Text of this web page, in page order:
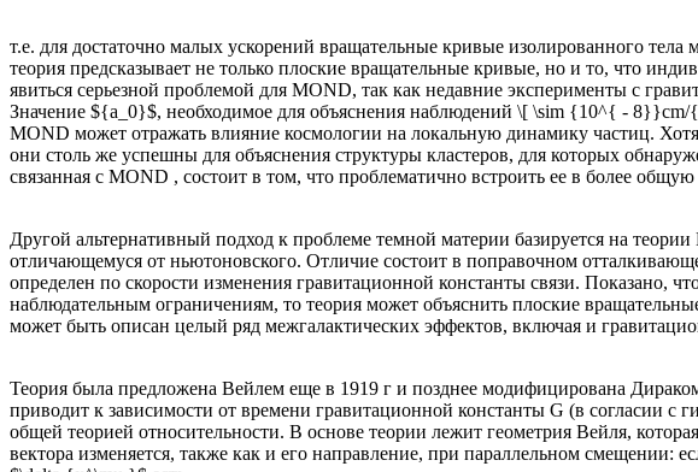
т.е. для достаточно малых ускорений вращательные кривые изолированного тела
теория предсказывает не только плоские вращательные кривые, но и то, что
явиться серьезной проблемой для MOND, так как недавние эксперименты с
Значение ${a_0}$, необходимое для объяснения наблюдений \[ \sim {10^{ -
MOND может отражать влияние космологии на локальную динамику частиц.
они столь же успешны для объяснения структуры кластеров, для которых
связанная с MOND , состоит в том, что проблематично встроить ее в более
Другой альтернативный подход к проблеме темной материи базируется на
отличающемуся от ньютоновского. Отличие состоит в поправочном
определен по скорости изменения гравитационной константы связи. Показано,
наблюдательным ограничениям, то теория может объяснить плоские
может быть описан целый ряд межгалактических эффектов, включая и
Теория была предложена Вейлем еще в 1919 г и позднее модифицирована
приводит к зависимости от времени гравитационной константы G (в согласии
общей теорией относительности. В основе теории лежит геометрия Вейля,
вектора изменяется, также как и его направление, при параллельном